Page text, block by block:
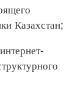
Казахстан;